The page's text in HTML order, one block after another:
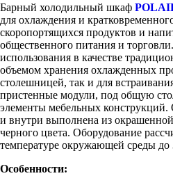
Барный холодильный шкаф
для охлаждения и
скоропортящихся продуктов и
общественного питания и
использования в качестве
объемом хранения охлажденных
столешницей, так и для
пристенные модули, под общую
элементы мебельных
и внутри выполнена из
черного цвета. Оборудование
температуре окружающей среды до
Особенности: